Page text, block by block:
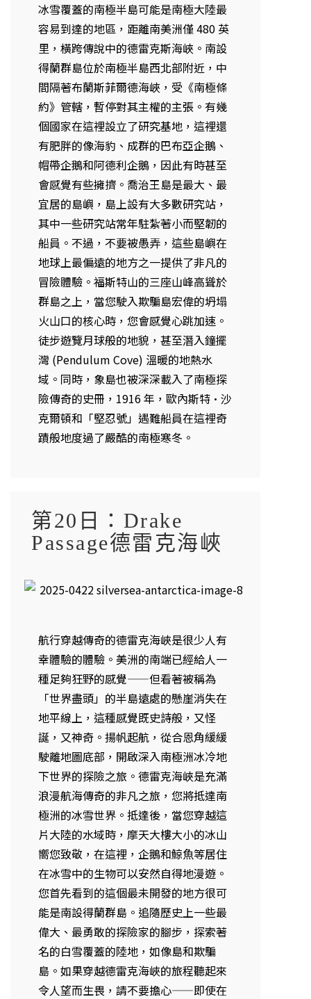
冰雪覆蓋的南極半島可能是南極大陸最
容易到達的地區，距離南美洲僅 480 英
里，橫跨傳說中的德雷克斯海峽。南設
得蘭群島位於南極半島西北部附近，中
間隔著布蘭斯菲爾德海峽，受《南極條
約》管轄，暫停對其主權的主張。有幾
個國家在這裡設立了研究基地，這裡還
有肥胖的像海豹、成群的巴布亞企鵝、
帽帶企鵝和阿德利企鵝，因此有時甚至
會感覺有些擁擠。喬治王島是最大、最
宜居的島嶼，島上設有大多數研究站，
其中一些研究站常年駐紮著小而堅韌的
船員。不過，不要被愚弄，這些島嶼在
地球上最偏遠的地方之一提供了非凡的
冒險體驗。福斯特山的三座山峰高聳於
群島之上，當您駛入欺騙島宏偉的坍塌
火山口的核心時，您會感覺心跳加速。
徒步遊覽月球般的地貌，甚至潛入鐘擺
灣 (Pendulum Cove) 溫暖的地熱水
域。同時，象島也被深深載入了南極探
險傳奇的史冊，1916 年，歐內斯特·沙
克爾頓和「堅忍號」遇難船員在這裡奇
蹟般地度過了嚴酷的南極寒冬。
第20日：Drake
Passage德雷克海峽
航行穿越傳奇的德雷克海峽是很少人有
幸體驗的體驗。美洲的南端已經給人一
種足夠狂野的感覺——但看著被稱為
「世界盡頭」的半島遠處的懸崖消失在
地平線上，這種感覺既史詩般，又怪
誕，又神奇。揚帆起航，從合恩角緩緩
駛離地圖底部，開啟深入南極洲冰冷地
下世界的探險之旅。德雷克海峽是充滿
浪漫航海傳奇的非凡之旅，您將抵達南
極洲的冰雪世界。抵達後，當您穿越這
片大陸的水域時，摩天大樓大小的冰山
嚮您致敬，在這裡，企鵝和鯨魚等居住
在冰雪中的生物可以安然自得地漫遊。
您首先看到的這個最未開發的地方很可
能是南設得蘭群島。追隨歷史上一些最
偉大、最勇敢的探險家的腳步，探索著
名的白雪覆蓋的陸地，如像島和欺騙
島。如果穿越德雷克海峽的旅程聽起來
令人望而生畏，請不要擔心——即使在